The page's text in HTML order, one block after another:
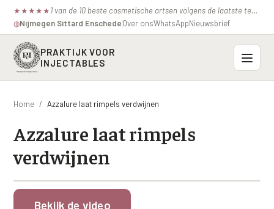
★ ★ ★ ★ ★ 1 van de 10 beste cosmetische artsen volgens de laatste test van de consumentenbond.
◍Nijmegen·Sittard·EnschedeOver onsWhatsAppNieuwsbrief
PRAKTIJK VOOR
INJECTABLES
Probleemzones
Voorhoofdsrimpels
Wenkbrauwen
Onze behandelingen
INJECTABLES
Botox / anti-rimpel
Bocouture
Profielen
VEROUDERING
Home / Azzalure laat rimpels verdwijnen
Azzalure laat rimpels
verdwijnen
Bekijk de video